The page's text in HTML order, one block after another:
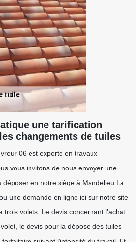
une tarification
changements de tuiles
06 est experte en travaux
vous invitons de nous envoyer une
déposer en notre siège à Mandelieu La
une demande en ligne ici sur notre site
trois volets. Le devis concernant l’achat
le devis pour la dépose des tuiles